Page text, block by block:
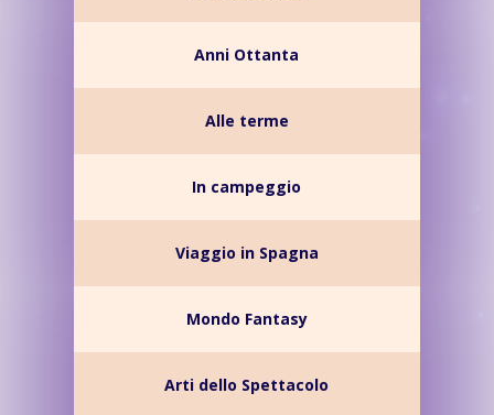
Anni Ottanta
Alle terme
In campeggio
Viaggio in Spagna
Mondo Fantasy
Arti dello Spettacolo